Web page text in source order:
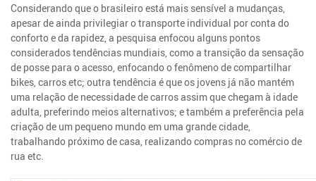
Considerando que o brasileiro está mais sensível a mudanças,
apesar de ainda privilegiar o transporte individual por conta do
conforto e da rapidez, a pesquisa enfocou alguns pontos
considerados tendências mundiais, como a transição da sensação
de posse para o acesso, enfocando o fenômeno de compartilhar
bikes, carros etc; outra tendência é que os jovens já não mantém
uma relação de necessidade de carros assim que chegam à idade
adulta, preferindo meios alternativos; e também a preferência pela
criação de um pequeno mundo em uma grande cidade,
trabalhando próximo de casa, realizando compras no comércio de
rua etc.